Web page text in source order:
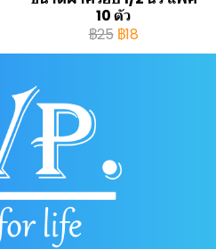
10 ตัว
฿25 ฿18